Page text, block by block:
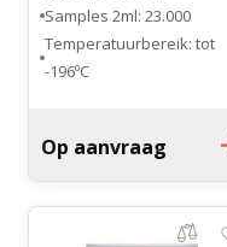
Samples 2ml: 23.000
Temperatuurbereik: tot
-196ºC
Tank diameter: 787 mm
Onderstel: wielen
Op aanvraag